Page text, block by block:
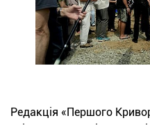
Редакція «Першого